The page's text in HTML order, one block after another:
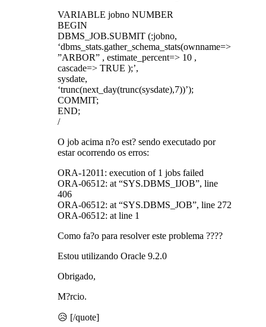
VARIABLE jobno NUMBER
BEGIN
DBMS_JOB.SUBMIT (:jobno,
‘dbms_stats.gather_schema_stats(ownname=>
”ARBOR” , estimate_percent=> 10 ,
cascade=> TRUE );’,
sysdate,
‘trunc(next_day(trunc(sysdate),7))’);
COMMIT;
END;
/
O job acima n?o est? sendo executado por
estar ocorrendo os erros:
ORA-12011: execution of 1 jobs failed
ORA-06512: at “SYS.DBMS_IJOB”, line
406
ORA-06512: at “SYS.DBMS_JOB”, line 272
ORA-06512: at line 1
Como fa?o para resolver este problema ????
Estou utilizando Oracle 9.2.0
Obrigado,
M?rcio.
😥 [/quote]